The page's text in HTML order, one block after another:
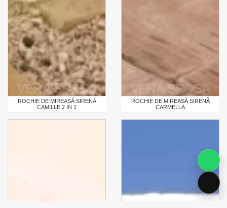
VERA SPOSA
ROCHIE DE MIREASĂ SIRENĂ
CAMILLE 2 IN 1
VERA SPOSA
ROCHIE DE MIREASĂ SIRENĂ
CARMELLA